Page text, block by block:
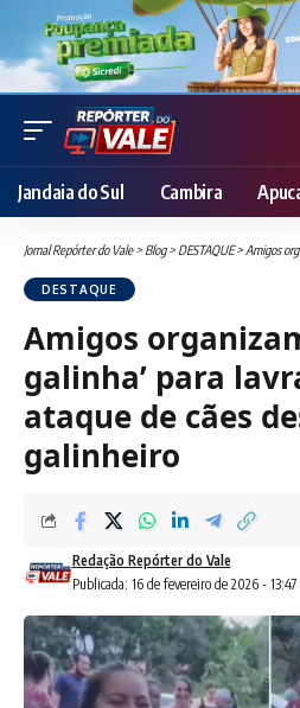
Jandaia do Sul Cambira
Jornal Repórter do Vale> Blog> DESTAQUE>Amigos
DESTAQUE
Amigos
galinha’ para
ataque de cães
galinheiro
Publicada: 16 de fevereiro de 2026 - 13:47
Redação Repórter do Vale